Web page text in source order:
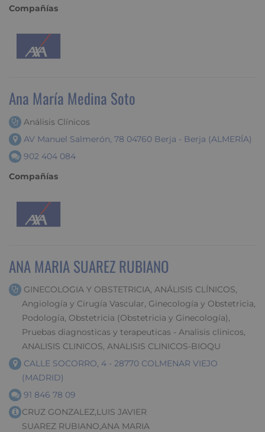
Compañías
Ana María Medina Soto
Análisis Clínicos
AV Manuel Salmerón, 78 04760 Berja - Berja (ALMERÍA)
902 404 084
Compañías
ANA MARIA SUAREZ RUBIANO
GINECOLOGIA Y OBSTETRICIA, ANÁLISIS CLÍNICOS,
Angiología y Cirugía Vascular, Ginecología y Obstetricia,
Podología, Obstetricia (Obstetricia y Ginecología),
Pruebas diagnosticas y terapeuticas - Analisis clinicos,
ANALISIS CLINICOS, ANALISIS CLINICOS-BIOQU
CALLE SOCORRO, 4 - 28770 COLMENAR VIEJO
(MADRID)
91 846 78 09
CRUZ GONZALEZ,LUIS JAVIER
SUAREZ RUBIANO,ANA MARIA